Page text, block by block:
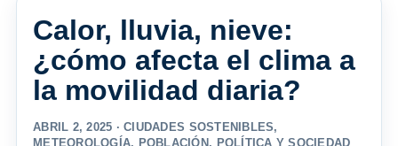
Calor, lluvia, nieve:
¿cómo afecta el clima a
la movilidad diaria?
ABRIL 2, 2025 ·CIUDADES SOSTENIBLES,
METEOROLOGÍA, POBLACIÓN , POLÍTICA Y SOCIEDAD